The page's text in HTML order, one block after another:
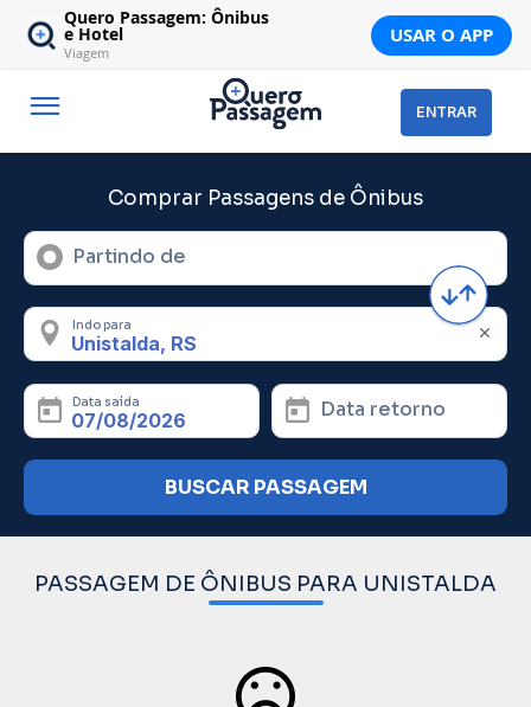
Quero Passagem: Ônibus
e Hotel
Viagem
USAR O APP
ENTRAR
Comprar Passagens de Ônibus
Partindo de
Indo para
Data saída Data retorno
BUSCAR PASSAGEM
PASSAGEM DE ÔNIBUS PARA UNISTALDA